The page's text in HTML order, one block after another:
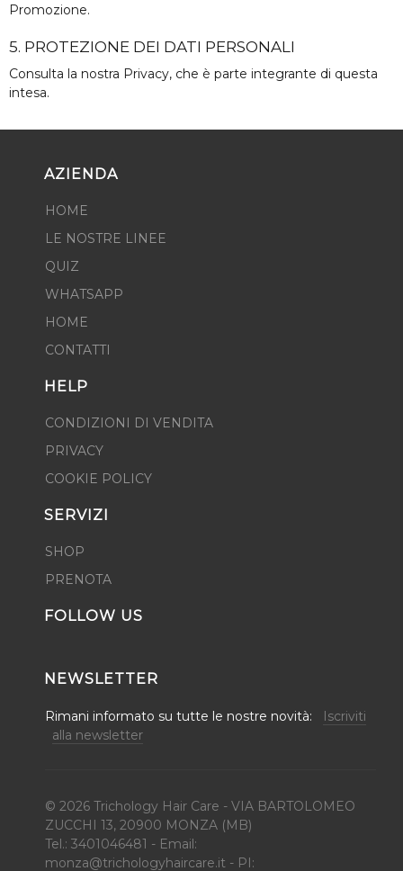
Promozione.
5. PROTEZIONE DEI DATI PERSONALI
Consulta la nostra Privacy, che è parte integrante di questa
intesa.
AZIENDA
HOME
LE NOSTRE LINEE
QUIZ
WHATSAPP
HOME
CONTATTI
HELP
CONDIZIONI DI VENDITA
PRIVACY
COOKIE POLICY
SERVIZI
SHOP
PRENOTA
FOLLOW US
NEWSLETTER
Rimani informato su tutte le nostre novità:
Iscriviti
alla newsletter
© 2026 Trichology Hair Care - VIA BARTOLOMEO
ZUCCHI 13, 20900 MONZA (MB)
Tel.: 3401046481 - Email:
monza@trichologyhaircare.it - PI: